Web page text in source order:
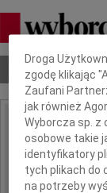
Nekrologi
IMIĘ I
REGION:
Dbamy o Twoją
Droga
zgodę klikając
Zaufani
jak również
Wyborcza sp. z
osobowe takie
identyfikatory
tych plikach do
na potrzeby